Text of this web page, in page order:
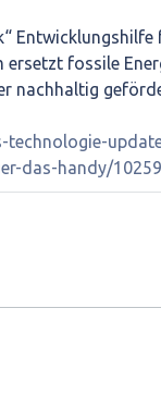
Entwicklungshilfe
ersetzt fossile
nachhaltig
technologie-
das-handy/